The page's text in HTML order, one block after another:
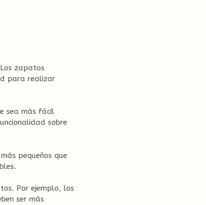
zapatos
para realizar
sea más fácil
sobre
pequeños que
Por ejemplo, los
ser más